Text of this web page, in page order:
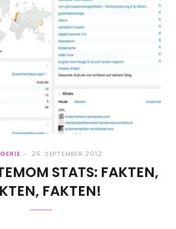
26. SEPTEMBER 2012
STATS: FAKTEN,
FAKTEN!